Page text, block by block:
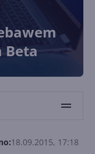
Beta
18.09.2015, 17:18